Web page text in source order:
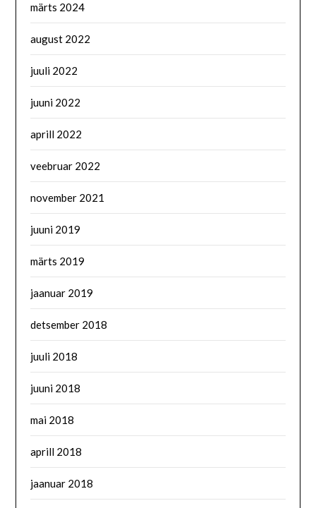
märts 2024
august 2022
juuli 2022
juuni 2022
aprill 2022
veebruar 2022
november 2021
juuni 2019
märts 2019
jaanuar 2019
detsember 2018
juuli 2018
juuni 2018
mai 2018
aprill 2018
jaanuar 2018